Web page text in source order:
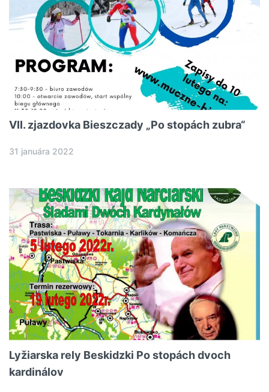
VII. zjazdovka Bieszczady „Po stopách zubra“
31 januára 2022
Lyžiarska rely Beskidzki Po stopách dvoch
kardinálov